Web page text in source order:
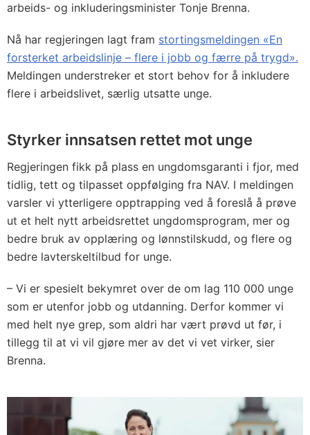
arbeids- og inkluderingsminister Tonje Brenna.
Nå har regjeringen lagt fram stortingsmeldingen «En
forsterket arbeidslinje – flere i jobb og færre på trygd».
Meldingen understreker et stort behov for å inkludere
flere i arbeidslivet, særlig utsatte unge.
Styrker innsatsen rettet mot unge
Regjeringen fikk på plass en ungdomsgaranti i fjor, med
tidlig, tett og tilpasset oppfølging fra NAV. I meldingen
varsler vi ytterligere opptrapping ved å foreslå å prøve
ut et helt nytt arbeidsrettet ungdomsprogram, mer og
bedre bruk av opplæring og lønnstilskudd, og flere og
bedre lavterskeltilbud for unge.
– Vi er spesielt bekymret over de om lag 110 000 unge
som er utenfor jobb og utdanning. Derfor kommer vi
med helt nye grep, som aldri har vært prøvd ut før, i
tillegg til at vi vil gjøre mer av det vi vet virker, sier
Brenna.